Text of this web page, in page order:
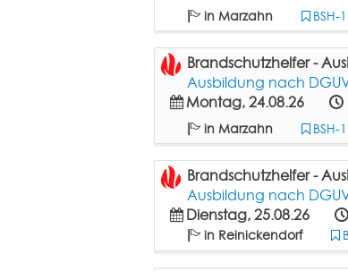
in Marzahn BSH-
Brandschutzhelfer -
Ausbildung nach
Montag, 24.08.26
in Marzahn BSH-
Brandschutzhelfer -
Ausbildung nach
Dienstag, 25.08.26
in Reinickendorf